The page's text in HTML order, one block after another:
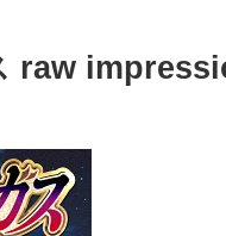
raw